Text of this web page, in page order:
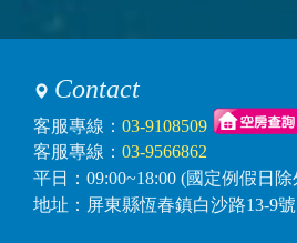
Contact
客服專線： 03-9108509
客服專線： 03-9566862
平日：09:00~18:00 (國定例假日除
地址：屏東縣恆春鎮白沙路13-9號